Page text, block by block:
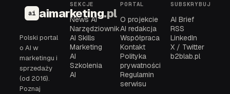
ai aimarketing.pl
Polski portal
o AI w
marketingu i
sprzedaży
(od 2016).
Poznaj
SEKCJE
News AI
Narzędziownik
AI Skills
Marketing
AI
Szkolenia
AI
PORTAL
O projekcie
AI redakcja
Współpraca
Kontakt
Polityka
prywatności
Regulamin
serwisu
SUBSKRYBUJ
AI Brief
RSS
LinkedIn
X / Twitter
b2blab.pl